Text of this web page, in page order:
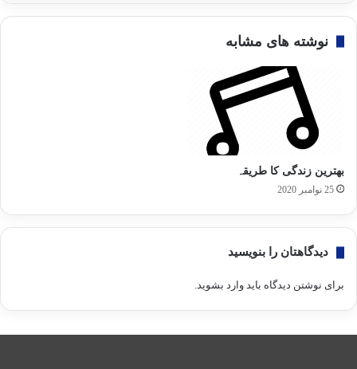
نوشته های مشابه
بهترین زندگی کا طریقہ
25 نوامبر 2020
دیدگاهتان را بنویسید
برای نوشتن دیدگاه باید وارد بشوید.